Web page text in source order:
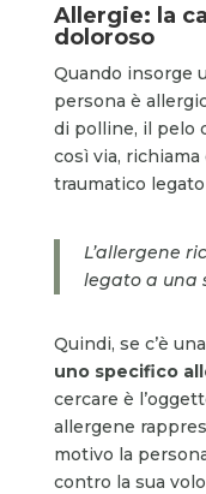
Allergie: la
doloroso
Quando insorge
persona è
di polline, il pelo
così via,
traumatico
L’allergene
legato a una
Quindi, se c’è una
uno specifico
cercare è
allergene
motivo la
contro la sua